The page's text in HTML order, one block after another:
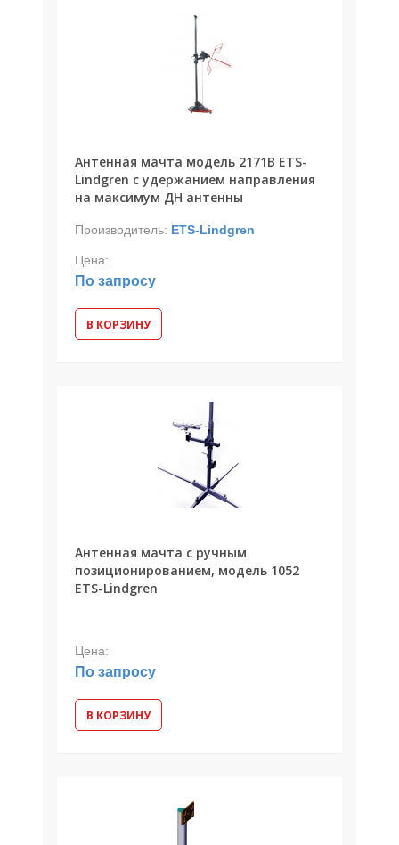
Антенная мачта модель 2171B ETS-
Lindgren с удержанием направления
на максимум ДН антенны
Производитель: ETS-Lindgren
Цена:
По запросу
В КОРЗИНУ
Антенная мачта с ручным
позиционированием, модель 1052
ETS-Lindgren
Цена:
По запросу
В КОРЗИНУ